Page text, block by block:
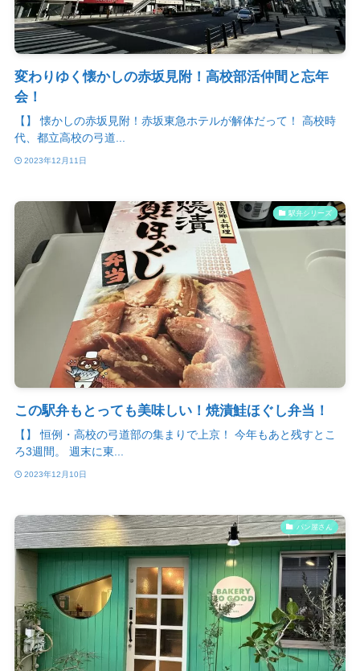
変わりゆく懐かしの赤坂見附！高校部活仲間と忘年
会！
【】 懐かしの赤坂見附！赤坂東急ホテルが解体だって！ 高校時
代、都立高校の弓道...
2023年12月11日
駅弁シリーズ
この駅弁もとっても美味しい！焼漬鮭ほぐし弁当！
【】 恒例・高校の弓道部の集まりで上京！ 今年もあと残すとこ
ろ3週間。 週末に東...
2023年12月10日
パン屋さん